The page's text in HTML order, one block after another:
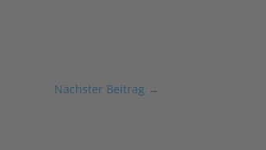
Nächster Beitrag →